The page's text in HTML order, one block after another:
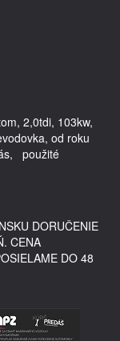
2,0tdi, 103kw,
od roku
použité
DORUČENIE
CENA
DO 48